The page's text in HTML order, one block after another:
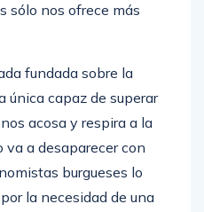
sólo nos ofrece más
fundada sobre la
única capaz de superar
acosa y respira a la
va a desaparecer con
burgueses lo
la necesidad de una